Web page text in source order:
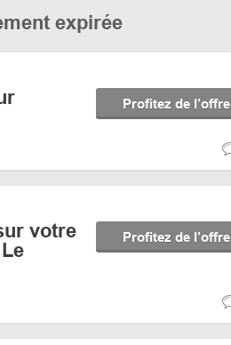
expirée
Profitez de l’offre
votre
Profitez de l’offre